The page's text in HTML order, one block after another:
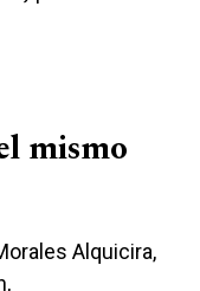
mismo
Alquicira,